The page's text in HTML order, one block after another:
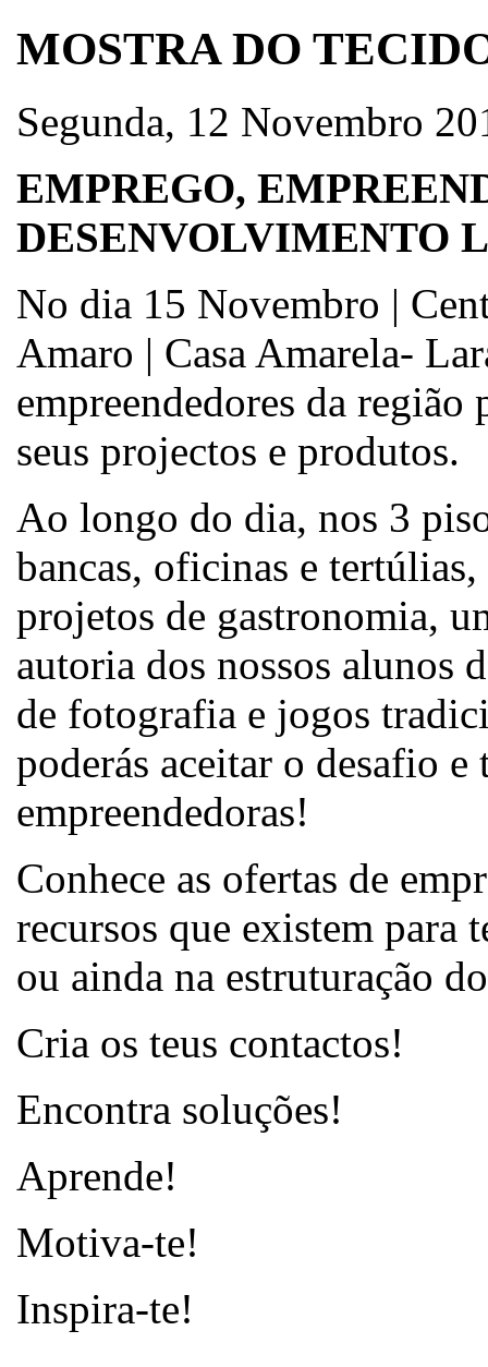
MOSTRA DO
Segunda, 12 Novembro
EMPREGO,
DESENVOLVIMENTO
No dia 15 Novembro |
Amaro | Casa Amarela-
empreendedores da região
seus projectos e produtos.
Ao longo do dia, nos 3
bancas, oficinas e
projetos de gastronomia,
autoria dos nossos alunos
de fotografia e jogos
poderás aceitar o desafio e
empreendedoras!
Conhece as ofertas de
recursos que existem para
ou ainda na estruturação
Cria os teus contactos!
Encontra soluções!
Aprende!
Motiva-te!
Inspira-te!